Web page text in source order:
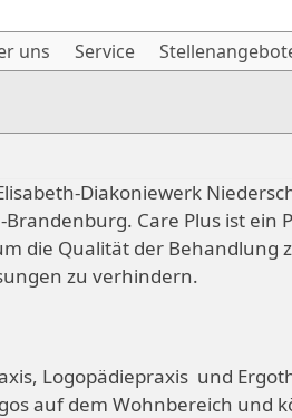
uns Service
Diakoniewerk
Care Plus ist ein
die Qualität der Behandlung
zu verhindern.
Logopädiepraxis und
auf dem Wohnbereich und